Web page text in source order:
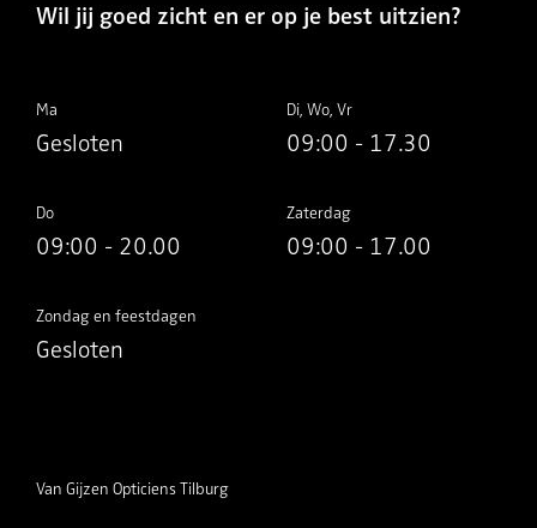
Wil jij goed zicht en er op je best uitzien?
Ma
Gesloten
Di, Wo, Vr
09:00 - 17.30
Do
09:00 - 20.00
Zaterdag
09:00 - 17.00
Zondag en feestdagen
Gesloten
Van Gijzen Opticiens Tilburg